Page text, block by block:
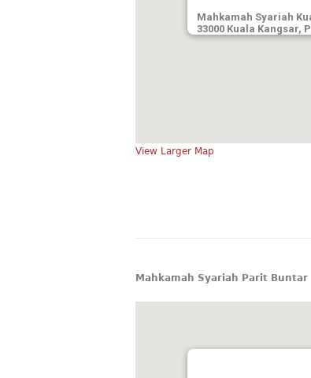
Mahkamah Syariah
33000 Kuala Kangsar,
View Larger Map
Mahkamah Syariah Parit Buntar